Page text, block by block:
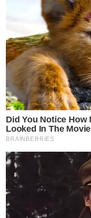
Did You Notice How
Looked In The
BRAINBERRIES